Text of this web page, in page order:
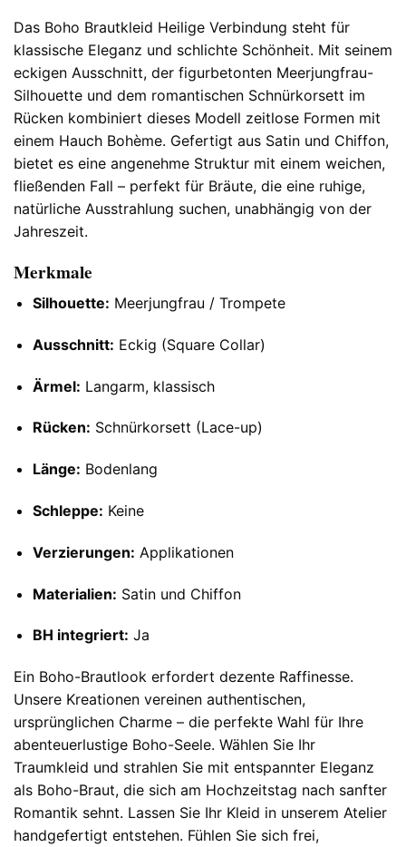
Das Boho Brautkleid Heilige Verbindung steht für
klassische Eleganz und schlichte Schönheit. Mit seinem
eckigen Ausschnitt, der figurbetonten Meerjungfrau-
Silhouette und dem romantischen Schnürkorsett im
Rücken kombiniert dieses Modell zeitlose Formen mit
einem Hauch Bohème. Gefertigt aus Satin und Chiffon,
bietet es eine angenehme Struktur mit einem weichen,
fließenden Fall – perfekt für Bräute, die eine ruhige,
natürliche Ausstrahlung suchen, unabhängig von der
Jahreszeit.
Merkmale
Silhouette: Meerjungfrau / Trompete
Ausschnitt: Eckig (Square Collar)
Ärmel: Langarm, klassisch
Rücken: Schnürkorsett (Lace-up)
Länge: Bodenlang
Schleppe: Keine
Verzierungen: Applikationen
Materialien: Satin und Chiffon
BH integriert: Ja
Ein Boho-Brautlook erfordert dezente Raffinesse.
Unsere Kreationen vereinen authentischen,
ursprünglichen Charme – die perfekte Wahl für Ihre
abenteuerlustige Boho-Seele. Wählen Sie Ihr
Traumkleid und strahlen Sie mit entspannter Eleganz
als Boho-Braut, die sich am Hochzeitstag nach sanfter
Romantik sehnt. Lassen Sie Ihr Kleid in unserem Atelier
handgefertigt entstehen. Fühlen Sie sich frei,